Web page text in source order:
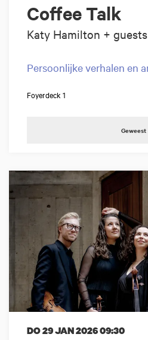
Coffee Talk
Katy Hamilton + guests
Persoonlijke verhalen en
Foyerdeck 1
Geweest
DO 29 JAN 202609:30